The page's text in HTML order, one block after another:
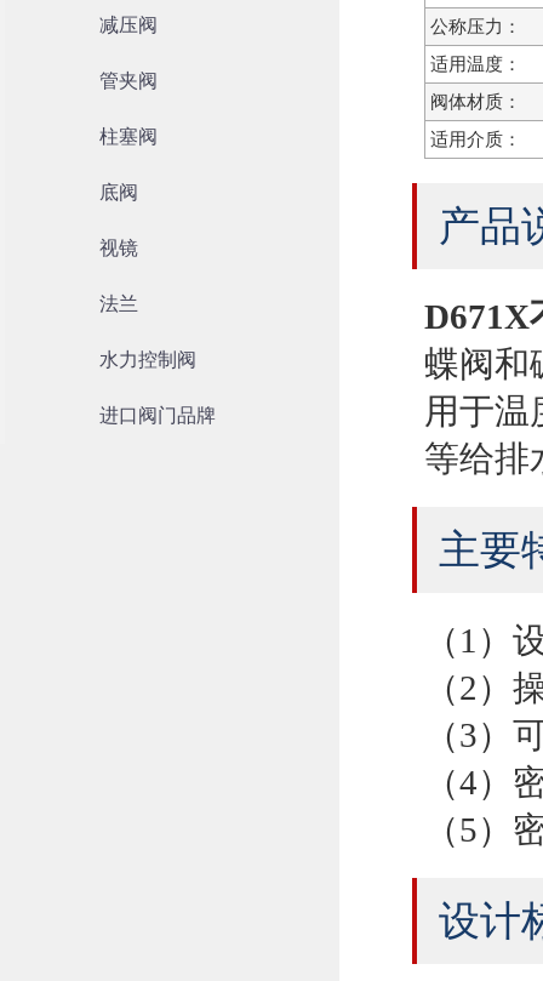
减压阀
管夹阀
柱塞阀
底阀
视镜
法兰
水力控制阀
进口阀门品牌
公称压力：
适用温度：
阀体材质：
适用介质：
产品
D671X
蝶阀和
用于温
等给排
主要
（1）
（2）
（3）
（4）
（5）
设计